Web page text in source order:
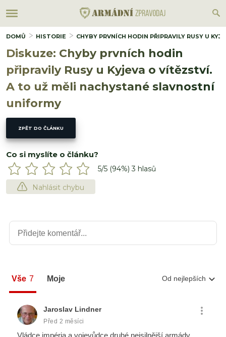
DOMŮ HISTORIE CHYBY PRVNÍCH HODIN PŘIPRAVILY RUSY U
Diskuze: Chyby prvních hodin
připravily Rusy u Kyjeva o vítězství.
A to už měli nachystané slavnostní
uniformy
ZPĚT DO ČLÁNKU
Co si myslíte o článku?
5/5 (94%)3 hlasů
Nahlásit chybu